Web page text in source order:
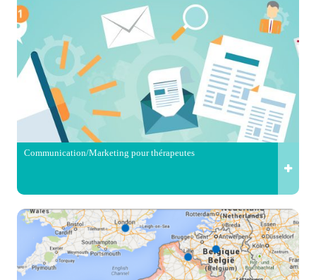
Communication/Marketing pour thérapeutes